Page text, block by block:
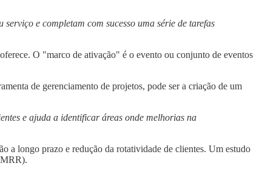
e completam com sucesso uma série de tarefas
O "marco de ativação" é o evento ou conjunto de eventos
de gerenciamento de projetos, pode ser a criação de um
e ajuda a identificar áreas onde melhorias na
a longo prazo e redução da rotatividade de clientes. Um estudo